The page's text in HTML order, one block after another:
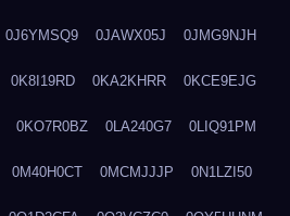
0J6YMSQ9 0JAWX05J 0JMG9NJH
0K8I19RD 0KA2KHRR 0KCE9EJG
0KO7R0BZ 0LA240G7 0LIQ91PM
0M40H0CT 0MCMJJJP 0N1LZI50